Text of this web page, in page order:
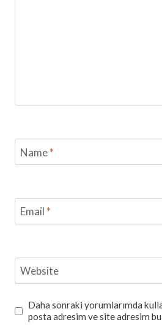
Name*
Email *
Website
Daha sonraki yorumlarımda
posta adresim ve site adresim